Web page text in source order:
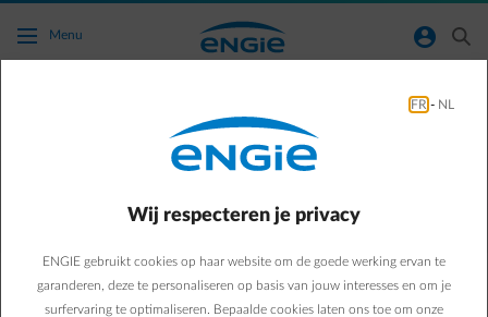
Ga naar de hoofdinhoud
Menu normal-account-circle search
Ik kan de gestructureerde mededeling voor
mijn afbetalingsplan nergens terugvinden.
arrow-left Terug naar contactpagina
De gestructureerde mededeling die je moet gebruiken voor je
afbetalingsplan is dezelfde voor alle schijven van het plan.
Je vindt deze mededeling op de volgende plaatsen:
FR - NL
Wij respecteren je privacy
ENGIE gebruikt cookies op haar website om de goede werking ervan te
garanderen, deze te personaliseren op basis van jouw interesses en om je
surfervaring te optimaliseren. Bepaalde cookies laten ons toe om onze